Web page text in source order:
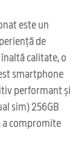
este un
de
calitate, o
smartphone
performant și
sim) 256GB
a compromite